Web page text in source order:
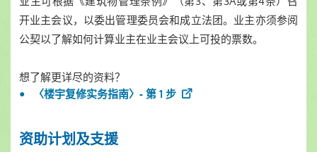
开业主会议，以委出管理委员会和成立法团。业主亦须参阅
公契以了解如何计算业主在业主会议上可投的票数。
想了解更详尽的资料？
〈楼宇复修实务指南〉- 第 1 步
资助计划及支援